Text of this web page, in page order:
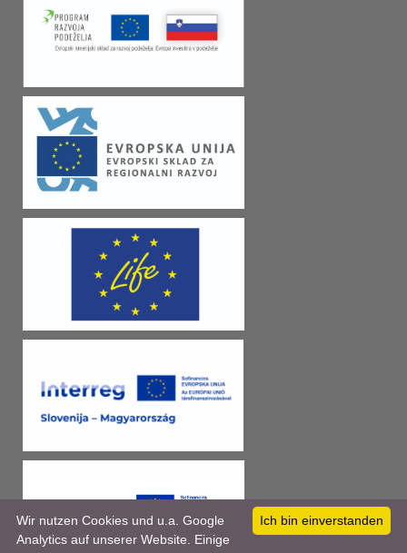
Ich bin einverstanden
Wir nutzen Cookies und u.a. Google
Analytics auf unserer Website. Einige